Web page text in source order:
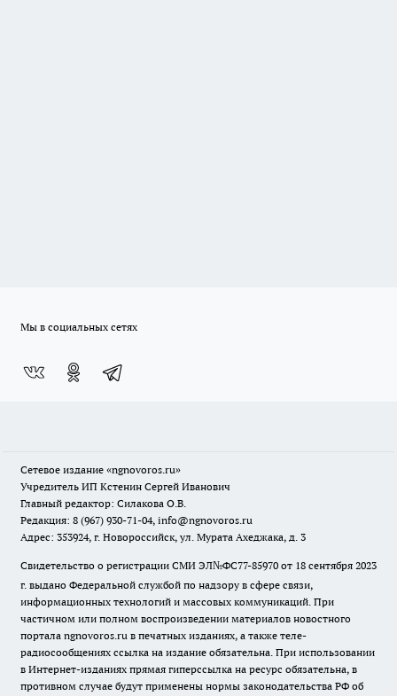
Мы в социальных сетях
Сетевое издание «ngnovoros.ru»
Учредитель ИП Кстенин Сергей Иванович
Главный редактор: Силакова О.В.
Редакция: 8 (967) 930-71-04, info@ngnovoros.ru
Адрес: 353924, г. Новороссийск, ул. Мурата Ахеджака, д. 3
Свидетельство о регистрации СМИ ЭЛ№ФС77-85970 от 18 сентября 2023
г. выдано Федеральной службой по надзору в сфере связи,
информационных технологий и массовых коммуникаций. При
частичном или полном воспроизведении материалов новостного
портала ngnovoros.ru в печатных изданиях, а также теле-
радиосообщениях ссылка на издание обязательна. При использовании
в Интернет-изданиях прямая гиперссылка на ресурс обязательна, в
противном случае будут применены нормы законодательства РФ об